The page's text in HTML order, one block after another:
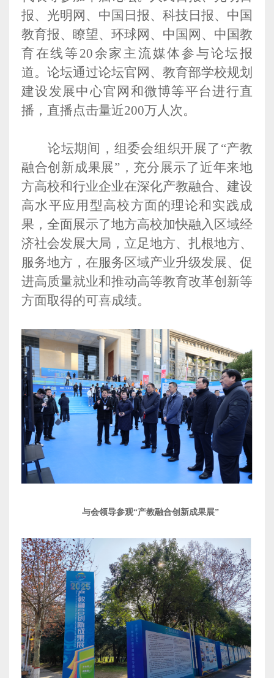
报、光明网、中国日报、科技日报、中国
教育报、瞭望、环球网、中国网、中国教
育在线等20余家主流媒体参与论坛报
道。论坛通过论坛官网、教育部学校规划
建设发展中心官网和微博等平台进行直
播，直播点击量近200万人次。
论坛期间，组委会组织开展了“产教
融合创新成果展”，充分展示了近年来地
方高校和行业企业在深化产教融合、建设
高水平应用型高校方面的理论和实践成
果，全面展示了地方高校加快融入区域经
济社会发展大局，立足地方、扎根地方、
服务地方，在服务区域产业升级发展、促
进高质量就业和推动高等教育改革创新等
方面取得的可喜成绩。
与会领导参观“产教融合创新成果展”